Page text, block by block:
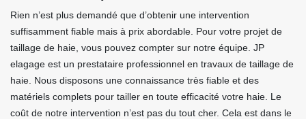
Rien n’est plus demandé que d’obtenir une intervention
suffisamment fiable mais à prix abordable. Pour votre projet de
taillage de haie, vous pouvez compter sur notre équipe. JP
elagage est un prestataire professionnel en travaux de taillage de
haie. Nous disposons une connaissance très fiable et des
matériels complets pour tailler en toute efficacité votre haie. Le
coût de notre intervention n’est pas du tout cher. Cela est dans le